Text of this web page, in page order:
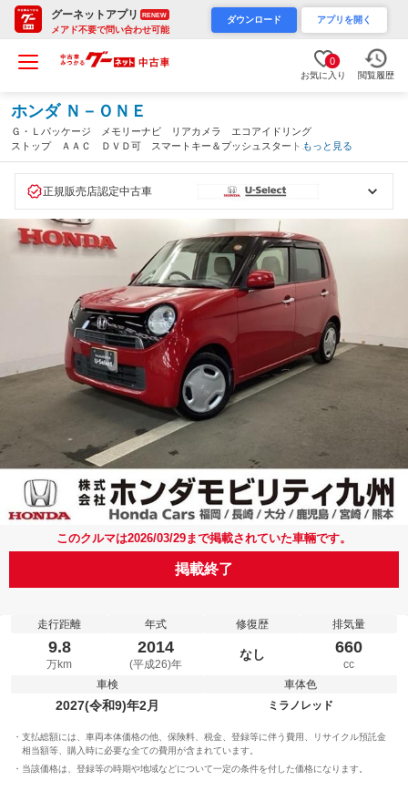
グーネットアプリ RENEW
メアド不要で問い合わせ可能
ダウンロード アプリを開く
0
お気に入り 閲覧履歴
ホンダ Ｎ－ＯＮＥ
Ｇ・Ｌパッケージ メモリーナビ リアカメラ エコアイドリング
ストップ ＡＡＣ ＤＶＤ可 スマートキー＆プッシュスタート
イモビ 運転席助手席エアバック 地デジ ＶＳＡ 運転席エアバ
もっと見る
正規販売店認定中古車
このクルマは2026/03/29まで掲載されていた車輛です。
掲載終了
走行距離
9.8
万km
年式
2014
(平成26)年
修復歴
なし
排気量
660
cc
車検
2027(令和9)年2月
車体色
ミラノレッド
支払総額には、車両本体価格の他、保険料、税金、登録等に伴う費用、リサイクル預託金
相当額等、購入時に必要な全ての費用が含まれています。
当該価格は、登録等の時期や地域などについて一定の条件を付した価格になります。